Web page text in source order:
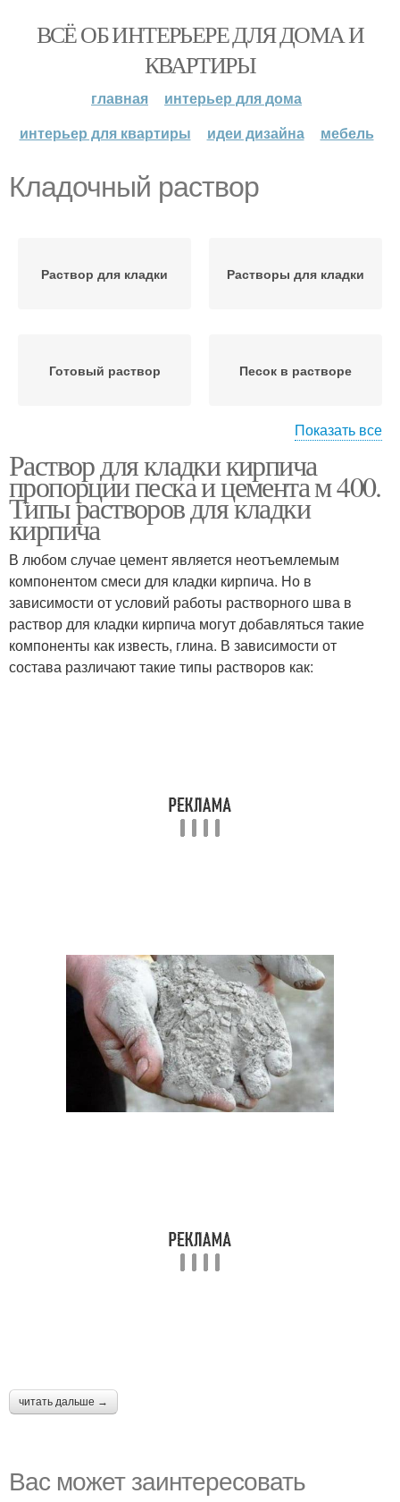
ВСЁ ОБ ИНТЕРЬЕРЕ ДЛЯ ДОМА И
КВАРТИРЫ
главная
интерьер для дома
интерьер для квартиры
идеи дизайна мебель
Кладочный раствор
Раствор для кладки Растворы для кладки
Готовый раствор Песок в растворе
раствор
Цементные растворы
Растворы в лопатах
Показать все
Раствор для кладки кирпича
пропорции песка и цемента м 400.
Типы растворов для кладки
кирпича
В любом случае цемент является неотъемлемым
компонентом смеси для кладки кирпича. Но в
зависимости от условий работы растворного шва в
раствор для кладки кирпича могут добавляться такие
компоненты как известь, глина. В зависимости от
состава различают такие типы растворов как:
читать дальше →
Вас может заинтересовать